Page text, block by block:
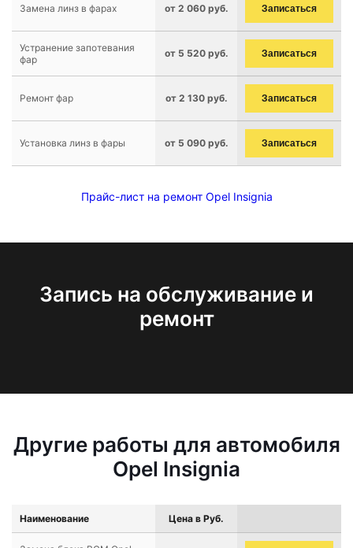
Замена линз в фарах от 2 060 руб. Записаться
Устранение запотевания
фар
от 5 520 руб. Записаться
Ремонт фар от 2 130 руб. Записаться
Установка линз в фары от 5 090 руб. Записаться
Прайс-лист на ремонт Opel Insignia
Запись на обслуживание и
ремонт
Другие работы для автомобиля
Opel Insignia
Наименование Цена в Руб.